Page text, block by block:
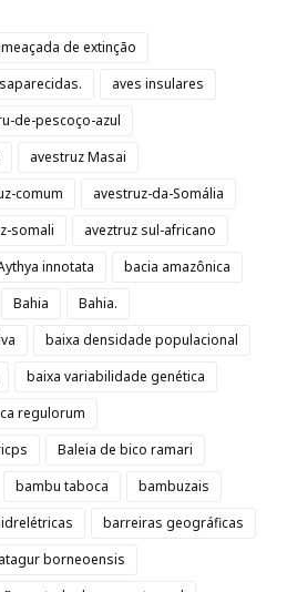
de extinção
aves insulares
de-pescoço-azul
avestruz Masai
comum
avestruz-da-Somália
somali
aveztruz sul-africano
innotata
bacia amazônica
Bahia
Bahia.
baixa densidade populacional
baixa variabilidade genética
regulorum
Baleia de bico ramari
bambu taboca
bambuzais
barreiras geográficas
borneoensis